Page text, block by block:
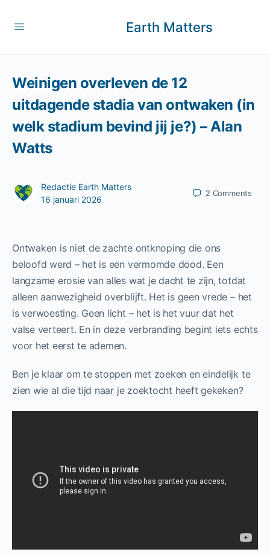
Earth Matters
Weinigen overleven de 12
uitdagende stadia van ontwaken (in
welk stadium bevind jij je?) – Alan
Watts
Redactie Earth Matters
16 januari 2026
2 Comments
Ontwaken is niet de zachte ontknoping die ons
beloofd werd – het is een vermomde dood. Een
langzame erosie van alles wat je dacht te zijn, totdat
alleen aanwezigheid overblijft. Het is geen vrede – het
is verwoesting. Geen licht – het is het vuur dat het
valse verteert. En in deze verbranding begint iets echts
voor het eerst te ademen.
Ben je klaar om te stoppen met zoeken en eindelijk te
zien wie al die tijd naar je zoektocht heeft gekeken?